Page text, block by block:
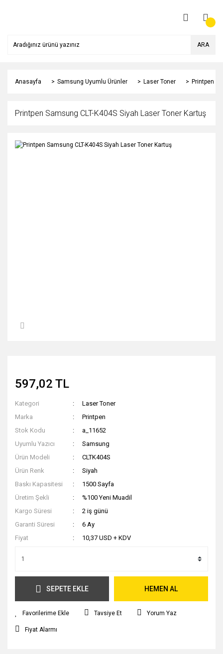
ARA
Anasayfa Samsung Uyumlu Ürünler Laser Toner Printpen
Printpen Samsung CLT-K404S Siyah Laser Toner Kartuş
597,02 TL
Kategori
Laser Toner
Marka
Printpen
Stok Kodu
a_11652
Uyumlu Yazıcı
Samsung
Ürün Modeli
CLTK404S
Ürün Renk
Siyah
Baskı Kapasitesi
1500 Sayfa
Üretim Şekli
%100 Yeni Muadil
Kargo Süresi
2 iş günü
Garanti Süresi
6 Ay
Fiyat
10,37 USD + KDV
SEPETE EKLE HEMEN AL
Tavsiye Et Yorum Yaz
Fiyat Alarmı